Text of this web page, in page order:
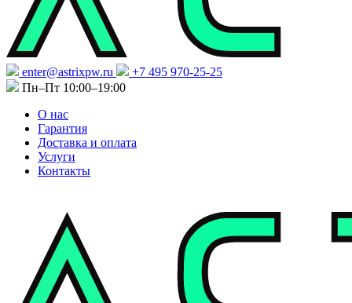
enter@astrixpw.ru
+7 495 970-25-25
Пн–Пт 10:00–19:00
О нас
Гарантия
Доставка и оплата
Услуги
Контакты